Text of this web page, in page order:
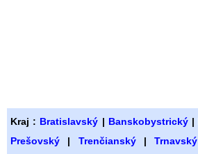
Kraj : Bratislavský | Banskobystrický|
Prešovský | Trenčianský| Trnavský